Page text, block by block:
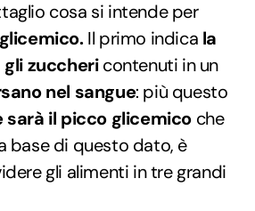
cosa si intende per
Il primo indica la
gli zucchericontenuti in un
nel sangue: più questo
sarà il picco glicemico che
base di questo dato, è
gli alimenti in tre grandi